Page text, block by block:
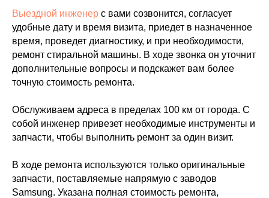
Выездной инженер с вами созвонится, согласует
удобные дату и время визита, приедет в назначенное
время, проведет диагностику, и при необходимости,
ремонт стиральной машины. В ходе звонка он уточнит
дополнительные вопросы и подскажет вам более
точную стоимость ремонта.
Обслуживаем адреса в пределах 100 км от города. С
собой инженер привезет необходимые инструменты и
запчасти, чтобы выполнить ремонт за один визит.
В ходе ремонта используются только оригинальные
запчасти, поставляемые напрямую с заводов
Samsung. Указана полная стоимость ремонта,